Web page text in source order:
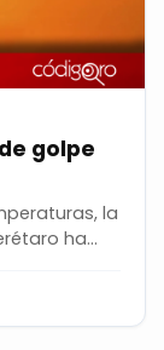
golpe
la
ha...